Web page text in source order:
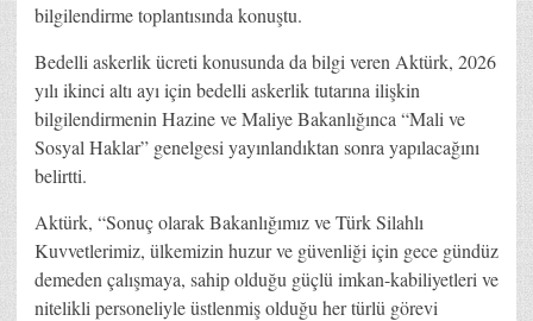
bilgilendirme toplantısında konuştu.
Bedelli askerlik ücreti konusunda da bilgi veren Aktürk, 2026
yılı ikinci altı ayı için bedelli askerlik tutarına ilişkin
bilgilendirmenin Hazine ve Maliye Bakanlığınca “Mali ve
Sosyal Haklar” genelgesi yayınlandıktan sonra yapılacağını
belirtti.
Aktürk, “Sonuç olarak Bakanlığımız ve Türk Silahlı
Kuvvetlerimiz, ülkemizin huzur ve güvenliği için gece gündüz
demeden çalışmaya, sahip olduğu güçlü imkan-kabiliyetleri ve
nitelikli personeliyle üstlenmiş olduğu her türlü görevi